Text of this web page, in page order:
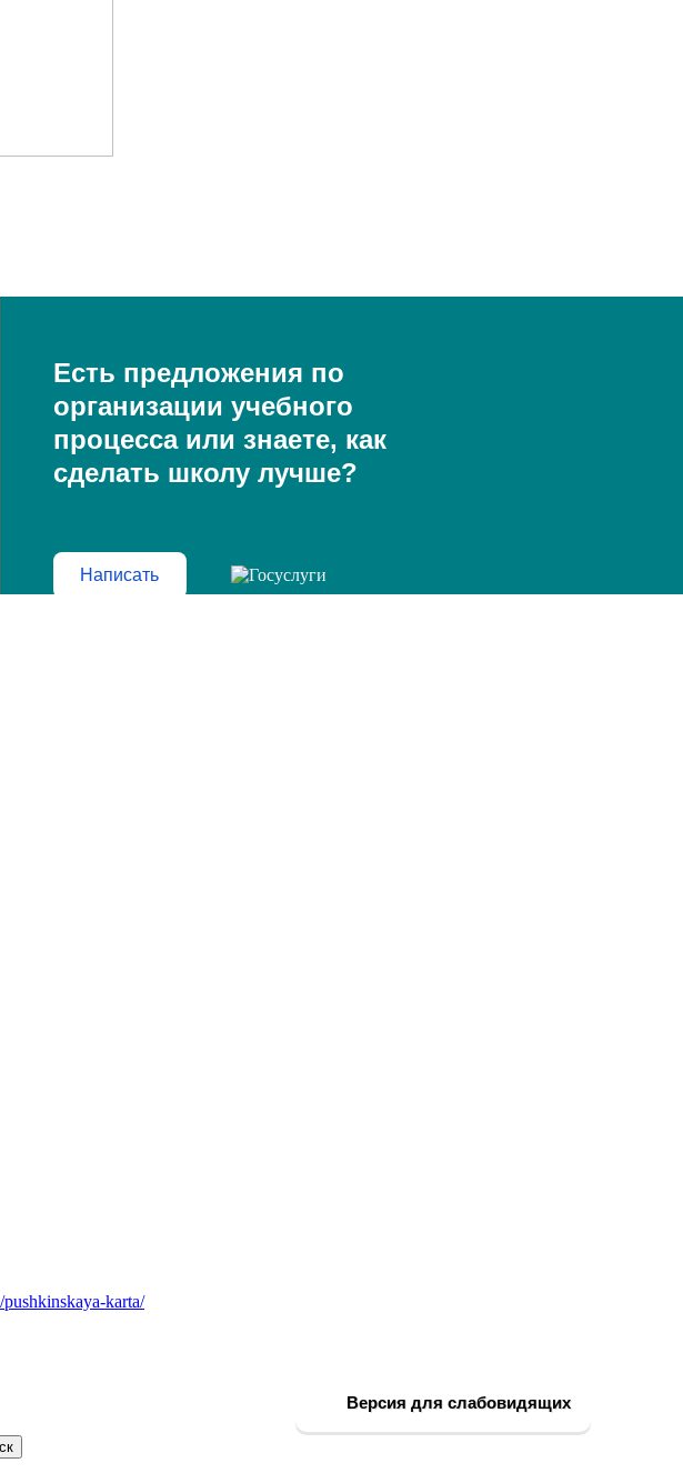
Есть предложения по
организации учебного
процесса или знаете, как
сделать школу лучше?
Написать
karta/
Версия для слабовидящих